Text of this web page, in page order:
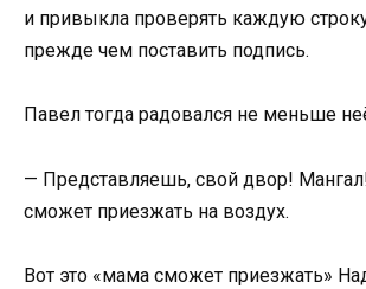
и привыкла проверять каждую
прежде чем поставить подпись.
Павел тогда радовался не меньше
— Представляешь, свой двор!
сможет приезжать на воздух.
Вот это «мама сможет приезжать»